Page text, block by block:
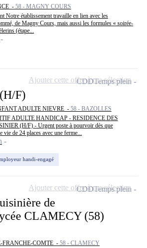
- 58 - MAGNY COURS
Notre établissement travaille en lien avec les
de Magny Cours, mais aussi les formules « soirée-
(étape...
F)
ADULTE NIEVRE - 58 - BAZOLLES
ADULTE HANDICAP - RESIDENCE DES
(H/F) - Urgent poste à pourvoir dès que
vie de 24 places avec une ferme...
handi-engagé
CDDTemps plein
Ajouter cette offre à ma sélection
de
CLAMECY (58)
FRANCHE-COMTE - 58 - CLAMECY
CDDTemps plein
Ajouter cette offre à ma sélection